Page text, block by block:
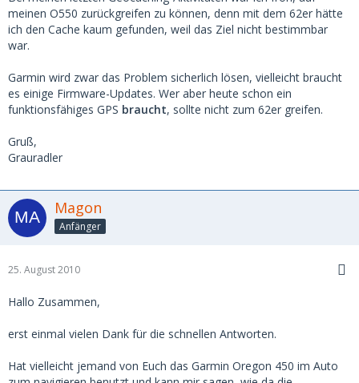
meinen O550 zurückgreifen zu können, denn mit dem 62er hätte
ich den Cache kaum gefunden, weil das Ziel nicht bestimmbar
war.
Garmin wird zwar das Problem sicherlich lösen, vielleicht braucht
es einige Firmware-Updates. Wer aber heute schon ein
funktionsfähiges GPS braucht, sollte nicht zum 62er greifen.
Gruß,
Grauradler
Magon
Anfänger
25. August 2010
Hallo Zusammen,
erst einmal vielen Dank für die schnellen Antworten.
Hat vielleicht jemand von Euch das Garmin Oregon 450 im Auto